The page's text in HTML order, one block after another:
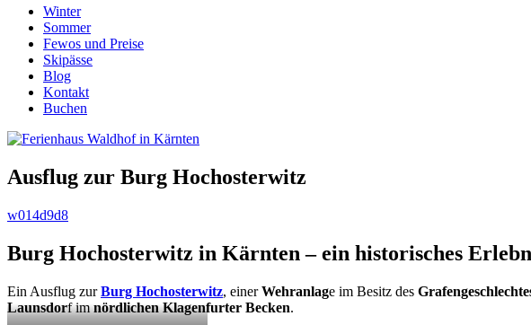
Winter
Sommer
Fewos und Preise
Skipässe
Blog
Kontakt
Buchen
Ausflug zur Burg Hochosterwitz
w014d9d8
Burg Hochosterwitz in Kärnten – ein historisches
Ein Ausflug zurBurg Hochosterwitz, einerWehranlage im Besitz des
Launsdorf imnördlichen Klagenfurter Becken.